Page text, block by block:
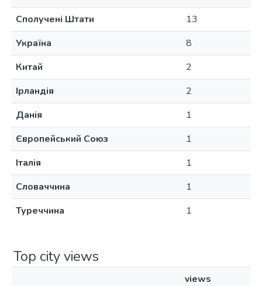
Сполучені Штати
13
Україна
8
Китай
2
Ірландія
2
Данія
1
Європейський Союз
1
Італія
1
Словаччина
1
Туреччина
1
Top city views
views